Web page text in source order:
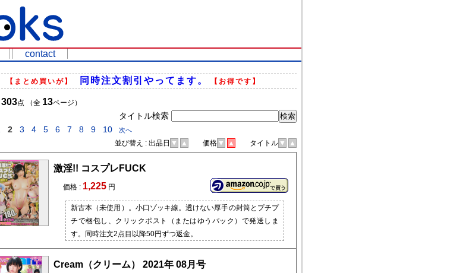
contact
【まとめ買いが】 同時注文割引やってます。 【お得です】
303点 （全 13ページ）
タイトル検索
2 3 4 5 6 7 8 9 10 次へ
並び替え : 出品日 ▼ ▲ 価格 ▼ ▲ タイトル ▼ ▲
激淫!! コスプレFUCK
価格 : 1,225 円
新古本（未使用）。小口ゾッキ線。透けない厚手の封筒とプチプ
チで梱包し、クリックポスト（またはゆうパック）で発送しま
す。同時注文2点目以降50円ずつ返金。
Cream（クリーム） 2021年 08月号